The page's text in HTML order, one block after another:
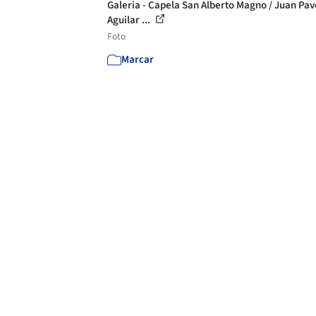
Galeria - Capela San Alberto Magno / Juan
Aguilar ...
Foto
Marcar